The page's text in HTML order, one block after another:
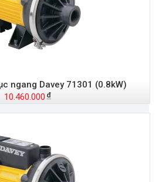
ngang Davey 71301 (0.8kW)
10.460.000